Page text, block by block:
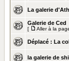
La galerie
Galerie de Ced
[ Aller à la
Déplacé : La
la galerie de